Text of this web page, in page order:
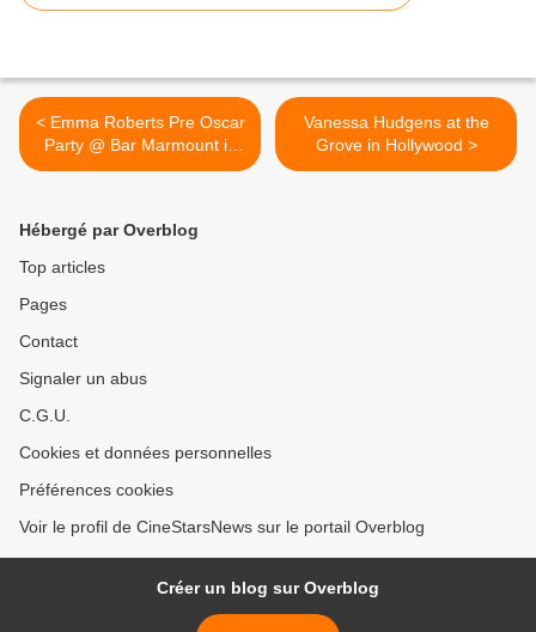
< Emma Roberts Pre Oscar
Party @ Bar Marmount in
West Hollywood
Vanessa Hudgens at the
Grove in Hollywood >
Hébergé par Overblog
Top articles
Pages
Contact
Signaler un abus
C.G.U.
Cookies et données personnelles
Préférences cookies
Voir le profil de CineStarsNews sur le portail Overblog
Créer un blog sur Overblog